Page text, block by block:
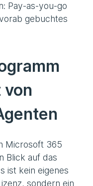
Pay-as-you-go
gebuchtes
von
Microsoft 365
Blick auf das
ist kein eigenes
sondern ein